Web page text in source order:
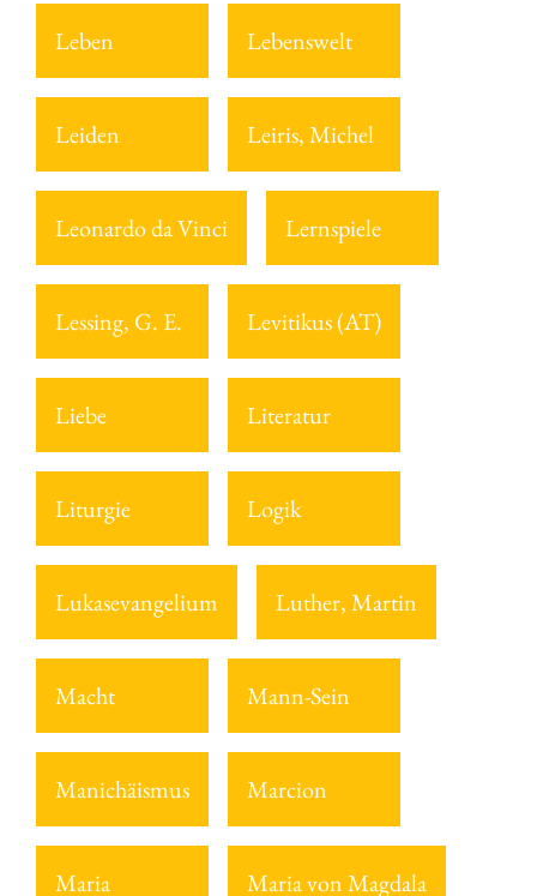
Leben Lebenswelt
Leiden Leiris, Michel
Leonardo da Vinci Lernspiele
Lessing, G. E. Levitikus (AT)
Liebe Literatur
Liturgie Logik
Lukasevangelium Luther, Martin
Macht Mann-Sein
Manichäismus Marcion
Maria Maria von Magdala